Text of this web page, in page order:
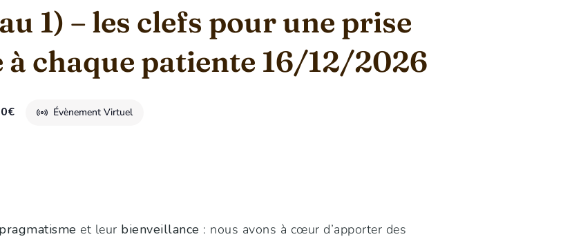
1) – les clefs pour une prise
à chaque patiente 16/12/2026
Évènement Virtuel
pragmatisme et leur bienveillance : nous avons à cœur d’apporter des